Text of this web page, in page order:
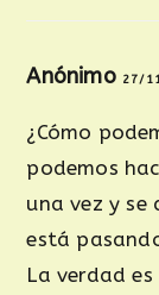
Anónimo 27/
¿Cómo
podemos
una vez y se
está
La verdad